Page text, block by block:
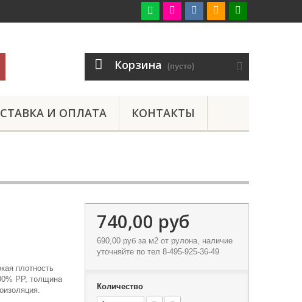

Корзина (пусто)
И ОПЛАТА КОНТАКТЫ
плотность
РР, толщина
740,00 руб
690,00 рубза м2 от рулона, наличие
уточняйте по тел 8-495-925-36-49
Количество